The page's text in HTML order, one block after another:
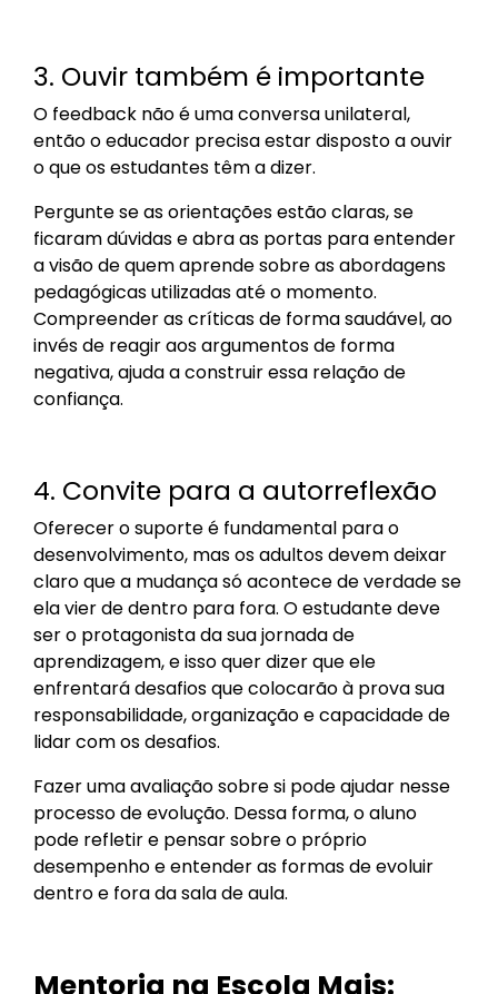
3. Ouvir também é importante
O feedback não é uma conversa unilateral,
então o educador precisa estar disposto a ouvir
o que os estudantes têm a dizer.
Pergunte se as orientações estão claras, se
ficaram dúvidas e abra as portas para entender
a visão de quem aprende sobre as abordagens
pedagógicas utilizadas até o momento.
Compreender as críticas de forma saudável, ao
invés de reagir aos argumentos de forma
negativa, ajuda a construir essa relação de
confiança.
4. Convite para a autorreflexão
Oferecer o suporte é fundamental para o
desenvolvimento, mas os adultos devem deixar
claro que a mudança só acontece de verdade se
ela vier de dentro para fora. O estudante deve
ser o protagonista da sua jornada de
aprendizagem, e isso quer dizer que ele
enfrentará desafios que colocarão à prova sua
responsabilidade, organização e capacidade de
lidar com os desafios.
Fazer uma avaliação sobre si pode ajudar nesse
processo de evolução. Dessa forma, o aluno
pode refletir e pensar sobre o próprio
desempenho e entender as formas de evoluir
dentro e fora da sala de aula.
Mentoria na Escola Mais: